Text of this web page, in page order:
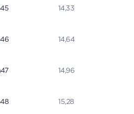
45 14,33
46 14,64
47 14,96
48 15,28